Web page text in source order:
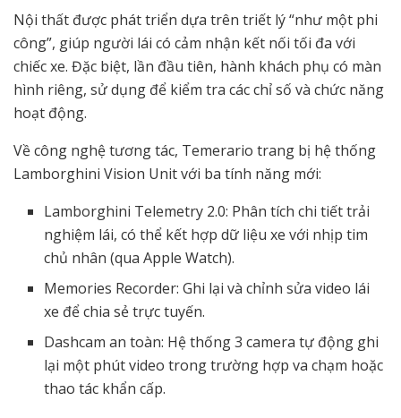
Nội thất được phát triển dựa trên triết lý “như một phi
công”, giúp người lái có cảm nhận kết nối tối đa với
chiếc xe. Đặc biệt, lần đầu tiên, hành khách phụ có màn
hình riêng, sử dụng để kiểm tra các chỉ số và chức năng
hoạt động.
Về công nghệ tương tác, Temerario trang bị hệ thống
Lamborghini Vision Unit với ba tính năng mới:
Lamborghini Telemetry 2.0: Phân tích chi tiết trải
nghiệm lái, có thể kết hợp dữ liệu xe với nhịp tim
chủ nhân (qua Apple Watch).
Memories Recorder: Ghi lại và chỉnh sửa video lái
xe để chia sẻ trực tuyến.
Dashcam an toàn: Hệ thống 3 camera tự động ghi
lại một phút video trong trường hợp va chạm hoặc
thao tác khẩn cấp.